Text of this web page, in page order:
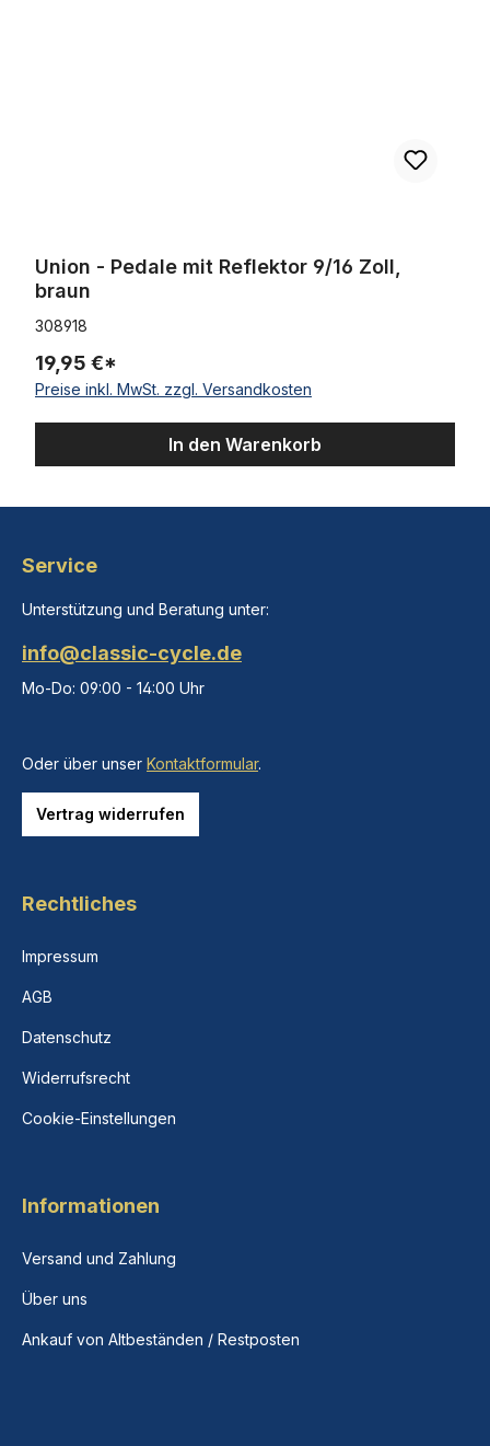
Union - Pedale mit Reflektor 9/16 Zoll,
braun
308918
19,95 €*
Preise inkl. MwSt. zzgl. Versandkosten
In den Warenkorb
Service
Unterstützung und Beratung unter:
info@classic-cycle.de
Mo-Do: 09:00 - 14:00 Uhr
Oder über unser Kontaktformular.
Vertrag widerrufen
Rechtliches
Impressum
AGB
Datenschutz
Widerrufsrecht
Cookie-Einstellungen
Informationen
Versand und Zahlung
Über uns
Ankauf von Altbeständen / Restposten